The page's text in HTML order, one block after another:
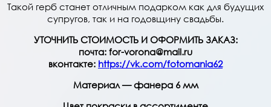
Такой герб станет отличным подарком как для будущих
супругов, так и на годовщину свадьбы.
УТОЧНИТЬ СТОИМОСТЬ И ОФОРМИТЬ ЗАКАЗ:
почта: for-vorona@mail.ru
вконтакте: https://vk.com/fotomania62
Материал — фанера 6 мм